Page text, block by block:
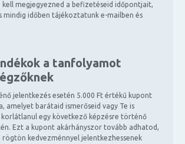
kell megjegyezned a befizetéseid időpontjait,
mindig időben tájékoztatunk e-mailben és
a tanfolyamot
jelentkezés esetén 5.000 Ft értékű kupont
amelyet barátaid ismerőseid vagy Te is
egy következő képzésre történő
Ezt a kupont akárhányszor tovább adhatod,
rögtön kedvezménnyel jelentkezhessenek